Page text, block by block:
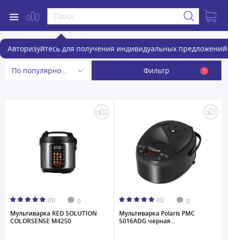
Авторизуйтесь для получения индивидуальных предложений
Мультиварки
По популярности Фильтр 1
(0) 0
Мультиварка RED SOLUTION
COLORSENSE M4250
(0) 0
Мультиварка Polaris PMC
5016ADG черная...